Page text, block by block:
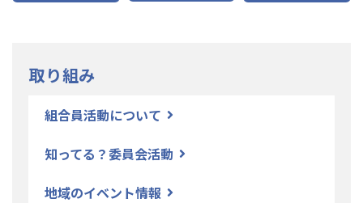
取り組み
組合員活動について
知ってる？委員会活動
地域のイベント情報